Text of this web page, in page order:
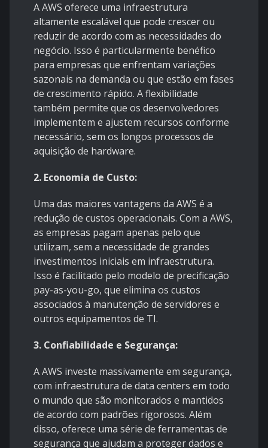
A AWS oferece uma infraestrutura
altamente escalável que pode crescer ou
reduzir de acordo com as necessidades do
negócio. Isso é particularmente benéfico
para empresas que enfrentam variações
sazonais na demanda ou que estão em fases
de crescimento rápido. A flexibilidade
também permite que os desenvolvedores
implementem e ajustem recursos conforme
necessário, sem os longos processos de
aquisição de hardware.
2. Economia de Custo:
Uma das maiores vantagens da AWS é a
redução de custos operacionais. Com a AWS,
as empresas pagam apenas pelo que
utilizam, sem a necessidade de grandes
investimentos iniciais em infraestrutura.
Isso é facilitado pelo modelo de precificação
pay-as-you-go, que elimina os custos
associados à manutenção de servidores e
outros equipamentos de TI.
3. Confiabilidade e Segurança:
A AWS investe massivamente em segurança,
com infraestrutura de data centers em todo
o mundo que são monitorados e mantidos
de acordo com padrões rigorosos. Além
disso, oferece uma série de ferramentas de
segurança que ajudam a proteger dados e